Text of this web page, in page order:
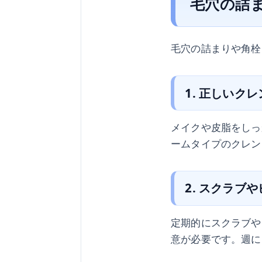
毛穴の詰まりや角
1. 正しいクレ
メイクや皮脂をし
ームタイプのクレ
2. スクラブや
定期的にスクラブ
意が必要です。週